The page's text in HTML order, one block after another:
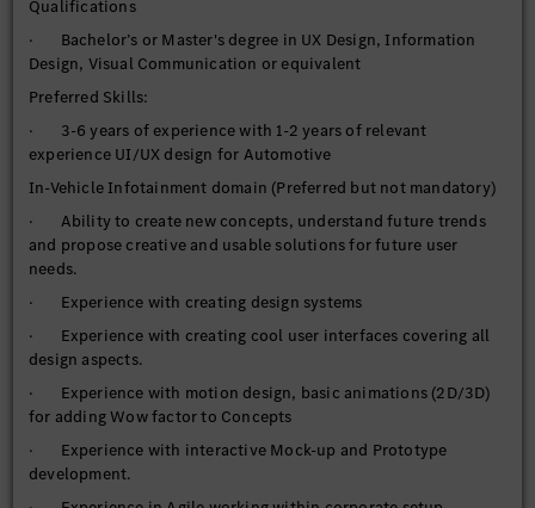
Qualifications
· Bachelor’s or Master's degree in UX Design, Information
Design, Visual Communication or equivalent
Preferred Skills:
· 3-6 years of experience with 1-2 years of relevant
experience UI/UX design for Automotive
In-Vehicle Infotainment domain (Preferred but not mandatory)
· Ability to create new concepts, understand future trends
and propose creative and usable solutions for future user
needs.
· Experience with creating design systems
· Experience with creating cool user interfaces covering all
design aspects.
· Experience with motion design, basic animations (2D/3D)
for adding Wow factor to Concepts
· Experience with interactive Mock-up and Prototype
development.